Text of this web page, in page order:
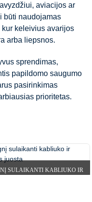
aviacijos ar
būti naudojamas
keleivius avarijos
arba liepsnos.
sprendimas,
papildomo saugumo
pasirinkimas
prioritetas.
SULAIKANTI KABLIUKO IR